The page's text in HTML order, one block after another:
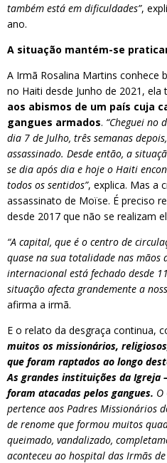
também está em dificuldades”,
ano.
A situação mantém-se
A Irmã Rosalina Martins conhece
no Haiti desde Junho de 2021,
aos abismos de um país cuja
gangues armados. “Cheguei no
dia 7 de Julho, três semanas
assassinado. Desde então, a
se dia após dia e hoje o Haiti
todos os sentidos”, explica. Mas a
assassinato de Moïse. É preciso
desde 2017 que não se realizam
“A capital, que é o centro de
quase na sua totalidade nas mãos
internacional está fechado desde
situação afecta grandemente a
afirma a irmã.
E o relato da desgraça continua,
muitos os missionários,
que foram raptados ao longo
As grandes instituições da Igreja
foram atacadas pelos gangues. O
pertence aos Padres Missionários
de renome que formou muitos
queimado, vandalizado,
aconteceu ao hospital das Irmãs